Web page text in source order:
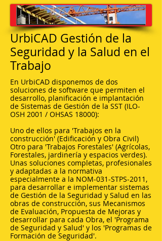
UrbiCAD Gestión de la
Seguridad y la Salud en el
Trabajo
En UrbiCAD disponemos de dos
soluciones de software que permiten el
desarrollo, planificación e implantación
de Sistemas de Gestión de la SST (ILO-
OSH 2001 / OHSAS 18000):
Uno de ellos para 'Trabajos en la
construcción' (Edificación y Obra Civil)
Otro para 'Trabajos Forestales' (Agrícolas,
Forestales, jardinería y espacios verdes).
Unas soluciones completas, profesionales
y adaptadas a la normativa
especialmente a la NOM-031-STPS-2011,
para desarrollar e implementar sistemas
de Gestión de la Seguridad y Salud en las
obras de construcción, sus Mecanismos
de Evaluación, Propuesta de Mejoras y
desarrollar para cada Obra, el 'Programa
de Seguridad y Salud' y los 'Programas de
Formación de Seguridad'.